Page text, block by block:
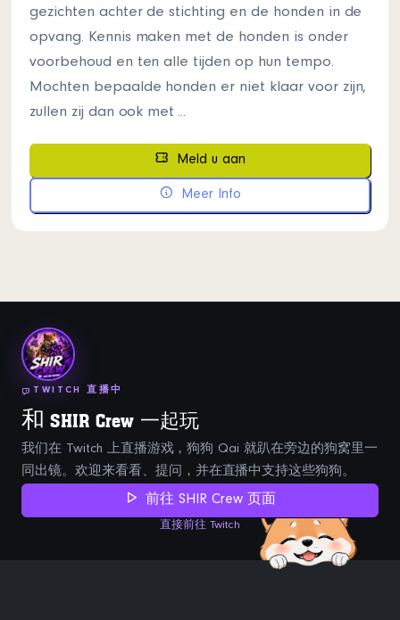
gezichten achter de stichting en de honden in de
opvang. Kennis maken met de honden is onder
voorbehoud en ten alle tijden op hun tempo.
Mochten bepaalde honden er niet klaar voor zijn,
zullen zij dan ook met ...
Meld u aan
Meer Info
TWITCH 直播中
和 SHIR Crew 一起玩
我们在 Twitch 上直播游戏，狗狗 Qai 就趴在旁边的狗窝里一
同出镜。欢迎来看看、提问，并在直播中支持这些狗狗。
前往 SHIR Crew 页面
直接前往 Twitch